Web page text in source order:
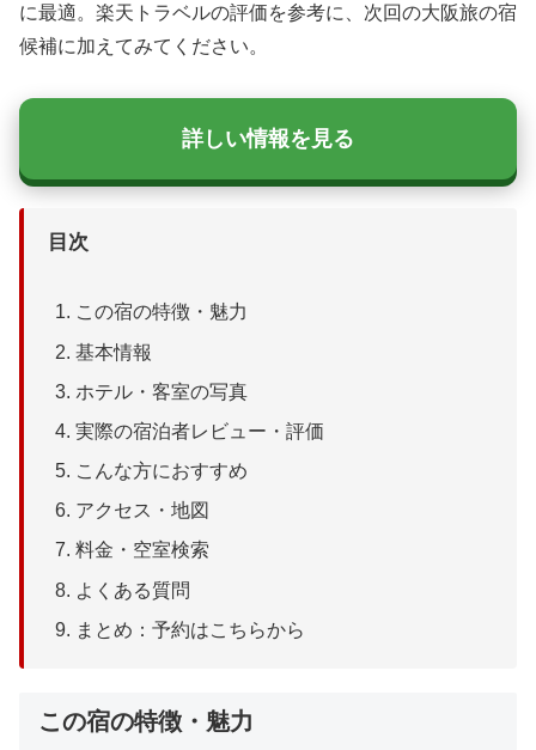
に最適。楽天トラベルの評価を参考に、次回の大阪旅の宿
候補に加えてみてください。
詳しい情報を見る
目次
この宿の特徴・魅力
基本情報
ホテル・客室の写真
実際の宿泊者レビュー・評価
こんな方におすすめ
アクセス・地図
料金・空室検索
よくある質問
まとめ：予約はこちらから
この宿の特徴・魅力